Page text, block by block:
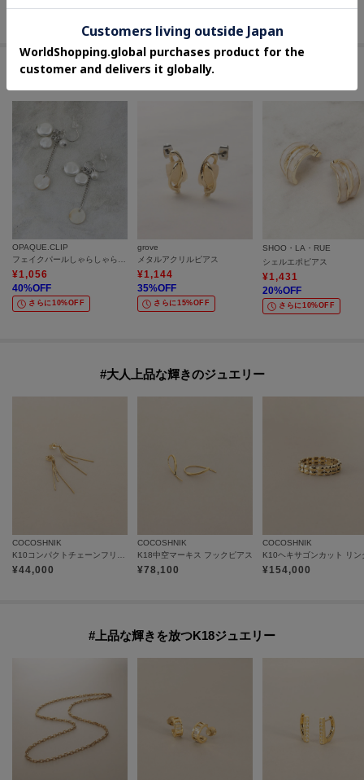
セールアイテムからのおすすめ
OPAQUE.CLIP
フェイクパールしゃらしゃらピアス
¥1,056
40%OFF
さらに10%OFF
grove
メタルアクリルピアス
¥1,144
35%OFF
さらに15%OFF
SHOO・LA・RUE
シェルエポピアス
¥1,431
20%OFF
さらに10%OFF
#大人上品な輝きのジュエリー
COCOSHNIK
¥44,000
COCOSHNIK
K18中空マーキス フックピアス
¥78,100
COCOSHNIK
K10ヘキサゴンカット リン
¥154,000
#上品な輝きを放つK18ジュエリー